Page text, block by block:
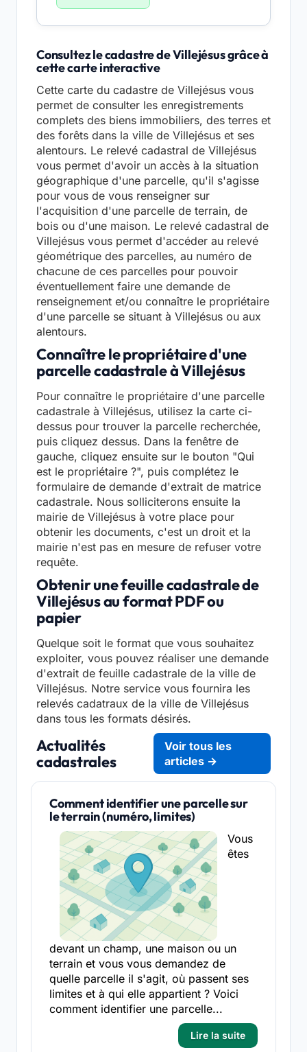
Consultez le cadastre de Villejésus grâce à
cette carte interactive
Cette carte du cadastre de Villejésus vous
permet de consulter les enregistrements
complets des biens immobiliers, des terres et
des forêts dans la ville de Villejésus et ses
alentours. Le relevé cadastral de Villejésus
vous permet d'avoir un accès à la situation
géographique d'une parcelle, qu'il s'agisse
pour vous de vous renseigner sur
l'acquisition d'une parcelle de terrain, de
bois ou d'une maison. Le relevé cadastral de
Villejésus vous permet d'accéder au relevé
géométrique des parcelles, au numéro de
chacune de ces parcelles pour pouvoir
éventuellement faire une demande de
renseignement et/ou connaître le propriétaire
d'une parcelle se situant à Villejésus ou aux
alentours.
Connaître le propriétaire d'une
parcelle cadastrale à Villejésus
Pour connaître le propriétaire d'une parcelle
cadastrale à Villejésus, utilisez la carte ci-
dessus pour trouver la parcelle recherchée,
puis cliquez dessus. Dans la fenêtre de
gauche, cliquez ensuite sur le bouton "Qui
est le propriétaire ?", puis complétez le
formulaire de demande d'extrait de matrice
cadastrale. Nous solliciterons ensuite la
mairie de Villejésus à votre place pour
obtenir les documents, c'est un droit et la
mairie n'est pas en mesure de refuser votre
requête.
Obtenir une feuille cadastrale de
Villejésus au format PDF ou
papier
Quelque soit le format que vous souhaitez
exploiter, vous pouvez réaliser une demande
d'extrait de feuille cadastrale de la ville de
Villejésus. Notre service vous fournira les
relevés cadatraux de la ville de Villejésus
dans tous les formats désirés.
Actualités
cadastrales
Voir tous les
articles →
Comment identifier une parcelle sur
le terrain (numéro, limites)
Vous
êtes
devant un champ, une maison ou un
terrain et vous vous demandez de
quelle parcelle il s'agit, où passent ses
limites et à qui elle appartient ? Voici
comment identifier une parcelle...
Lire la suite